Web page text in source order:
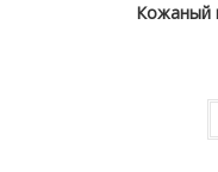
Кожаный